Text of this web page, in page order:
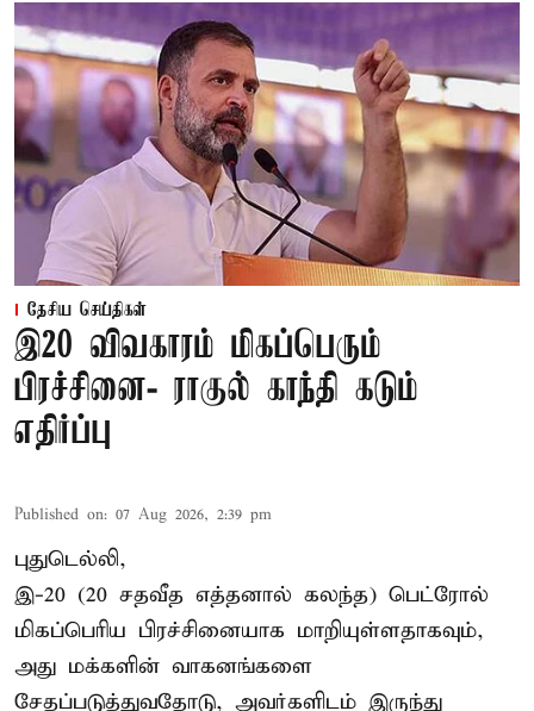
தேசிய செய்திகள்
இ20 விவகாரம் மிகப்பெரும்
பிரச்சினை- ராகுல் காந்தி கடும்
எதிர்ப்பு
Published on: 07 Aug 2026, 2:39 pm
புதுடெல்லி,
இ-20 (20 சதவீத எத்தனால் கலந்த) பெட்ரோல்
மிகப்பெரிய பிரச்சினையாக மாறியுள்ளதாகவும்,
அது மக்களின் வாகனங்களை
சேதப்படுத்துவதோடு, அவர்களிடம் இருந்து